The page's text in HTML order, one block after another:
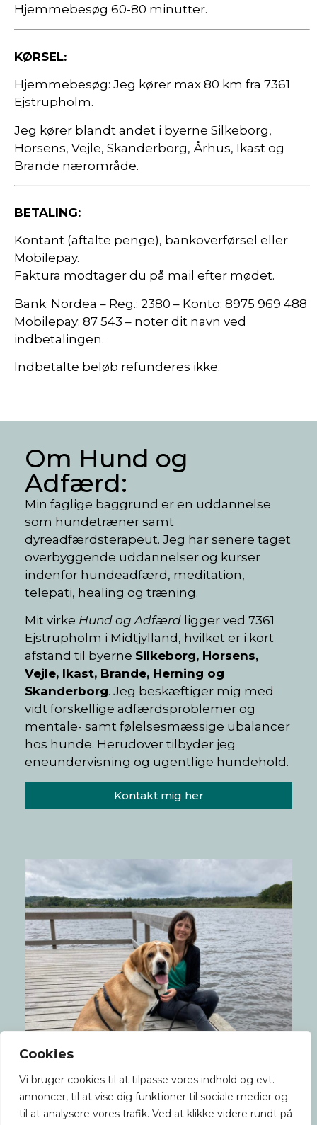
Cookies
Vi bruger cookies til at tilpasse vores indhold og evt.
annoncer, til at vise dig funktioner til sociale medier og
til at analysere vores trafik. Ved at klikke videre rundt på
Hjemmebesøg 60-80 minutter.
KØRSEL:
Hjemmebesøg: Jeg kører max 80 km fra 7361
Ejstrupholm.
Jeg kører blandt andet i byerne Silkeborg,
Horsens, Vejle, Skanderborg, Århus, Ikast og
Brande nærområde.
BETALING:
Kontant (aftalte penge), bankoverførsel eller
Mobilepay.
Faktura modtager du på mail efter mødet.
Bank: Nordea – Reg.: 2380 – Konto: 8975 969 488
Mobilepay: 87 543 – noter dit navn ved
indbetalingen.
Indbetalte beløb refunderes ikke.
Om Hund og
Adfærd:
Min faglige baggrund er en uddannelse
som hundetræner samt
dyreadfærdsterapeut. Jeg har senere taget
overbyggende uddannelser og kurser
indenfor hundeadfærd, meditation,
telepati, healing og træning.
Mit virke Hund og Adfærd ligger ved 7361
Ejstrupholm i Midtjylland, hvilket er i kort
afstand til byerne Silkeborg, Horsens,
Vejle, Ikast, Brande, Herning og
Skanderborg. Jeg beskæftiger mig med
vidt forskellige adfærdsproblemer og
mentale- samt følelsesmæssige ubalancer
hos hunde. Herudover tilbyder jeg
eneundervisning og ugentlige hundehold.
Kontakt mig her